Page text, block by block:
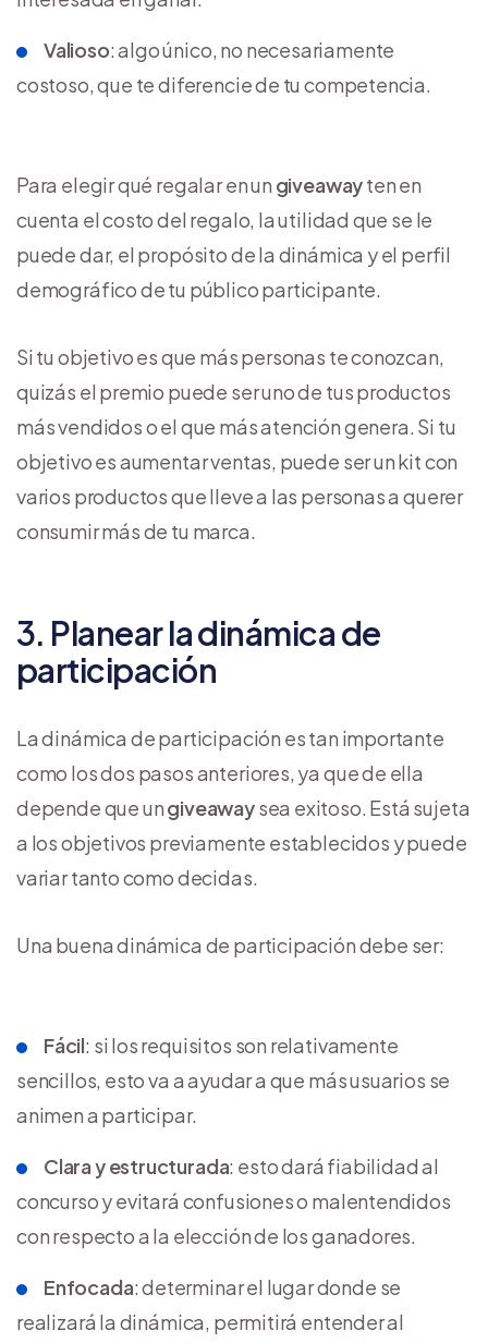
Valioso: algo único, no necesariamente
costoso, que te diferencie de tu competencia.
Para elegir qué regalar en un giveawayten en
cuenta el costo del regalo, la utilidad que se le
puede dar, el propósito de la dinámica y el perfil
demográfico de tu público participante.
Si tu objetivo es que más personas te conozcan,
quizás el premio puede ser uno de tus productos
más vendidos o el que más atención genera. Si tu
objetivo es aumentar ventas, puede ser un kit con
varios productos que lleve a las personas a querer
consumir más de tu marca.
3. Planear la dinámica de
participación
La dinámica de participación es tan importante
como los dos pasos anteriores, ya que de ella
depende que ungiveawaysea exitoso. Está sujeta
a los objetivos previamente establecidos y puede
variar tanto como decidas.
Una buena dinámica de participación debe ser:
Fácil: si los requisitos son relativamente
sencillos, esto va a ayudar a que más usuarios se
animen a participar.
Clara y estructurada: esto dará fiabilidad al
concurso y evitará confusiones o malentendidos
con respecto a la elección de los ganadores.
Enfocada: determinar el lugar donde se
realizará la dinámica, permitirá entender al